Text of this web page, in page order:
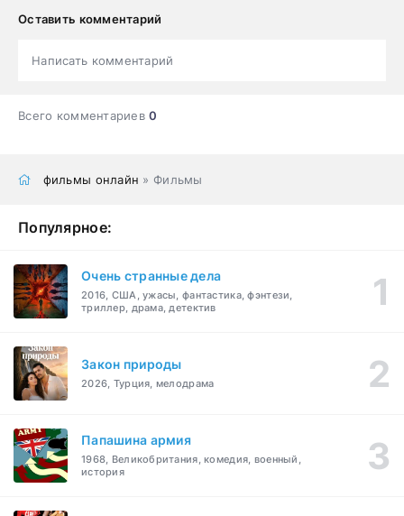
Оставить комментарий
Написать комментарий
Всего комментариев0
фильмы онлайн » Фильмы
Популярное:
Очень странные дела
2016, США, ужасы, фантастика, фэнтези,
триллер, драма, детектив
Закон природы
2026, Турция, мелодрама
Папашина армия
1968, Великобритания, комедия, военный,
история